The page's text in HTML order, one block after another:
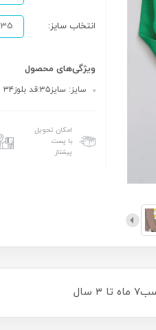
انتخاب سایز: 35
ویژگی‌های محصول
سایز: سایز۳۵:قد بلوز۳۴ عرض ۲۹ شلوار ۴۸ سایز۴۰:قد بلوز ۳۸ عرض ۳۲ شلوار ۵۴
امکان تحویل
با پست
پیشتاز